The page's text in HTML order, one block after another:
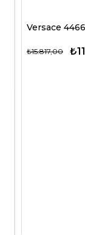
₺15.817,00